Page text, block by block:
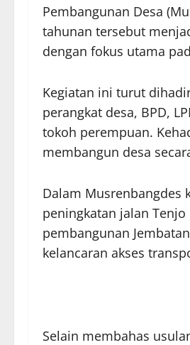
Pembangunan Desa
tahunan tersebut
dengan fokus utama
Kegiatan ini turut
perangkat desa, BPD,
tokoh perempuan.
membangun desa
Dalam Musrenbangdes
peningkatan jalan
pembangunan
kelancaran akses
Selain membahas